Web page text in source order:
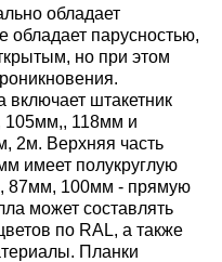
обладает
обладает парусностью,
но при этом
включает штакетник
118мм и
2м. Верхняя часть
имеет полукруглую
87мм, 100мм - прямую
может составлять
по RAL, а также
Планки